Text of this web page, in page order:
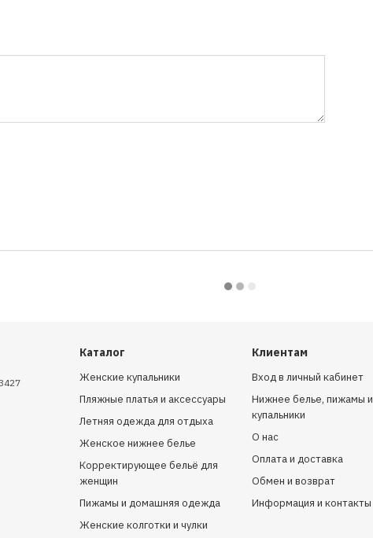
Каталог
Женские купальники
Пляжные платья и аксессуары
Летняя одежда для отдыха
Женское нижнее белье
Корректирующее бельё для
женщин
Пижамы и домашняя одежда
Женские колготки и чулки
Клиентам
Вход в личный кабинет
Нижнее белье, пижамы и
купальники
О нас
Оплата и доставка
Обмен и возврат
Информация и контакты